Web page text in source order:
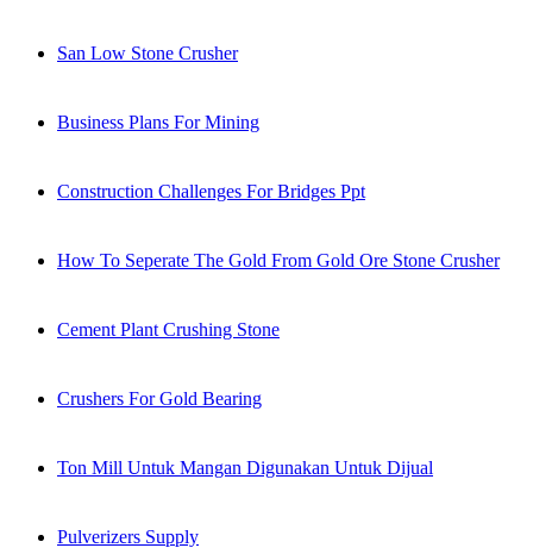
San Low Stone Crusher
Business Plans For Mining
Construction Challenges For Bridges Ppt
How To Seperate The Gold From Gold Ore Stone Crusher
Cement Plant Crushing Stone
Crushers For Gold Bearing
Ton Mill Untuk Mangan Digunakan Untuk Dijual
Pulverizers Supply